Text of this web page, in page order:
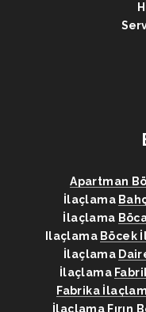
Apartman
İlaçlama
İlaçlama
Ilaçlama Böcek
İlaçlama
İlaçlama
Fabrika
İlaçlama Fırın